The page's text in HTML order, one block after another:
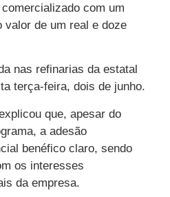
com um
valor de um real e doze
nas refinarias da estatal
terça-feira, dois de junho.
que, apesar do
a adesão
benéfico claro, sendo
os interesses
da empresa.